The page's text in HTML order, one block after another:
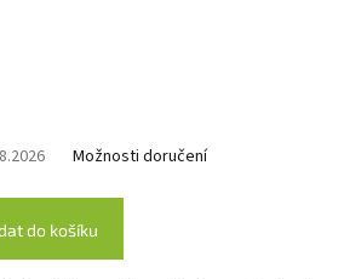
Možnosti doručení
do košíku